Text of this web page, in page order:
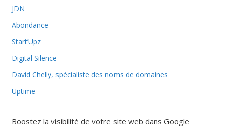
JDN
Abondance
Start’Upz
Digital Silence
David Chelly, spécialiste des noms de domaines
Uptime
Boostez la visibilité de votre site web dans Google